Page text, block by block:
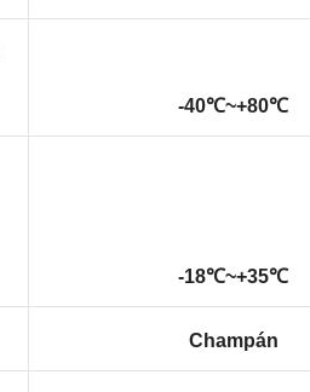
-40℃~+80℃
-18℃~+35℃
Champán